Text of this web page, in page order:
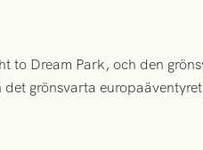
to Dream Park, och den
grönsvarta